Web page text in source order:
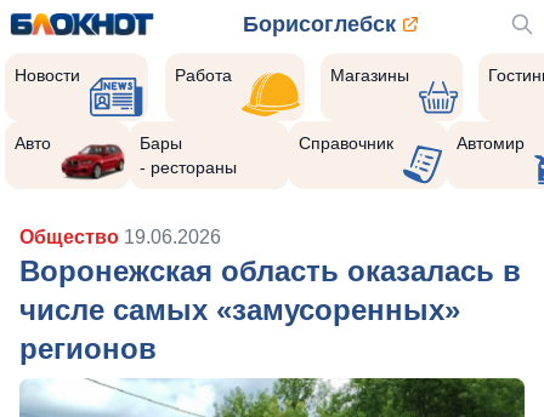
Борисоглебск
Новости Работа Магазины
Авто
Бары
- рестораны
Справочник Автомир
Общество 19.06.2026
Воронежская область оказалась в
числе самых «замусоренных»
регионов